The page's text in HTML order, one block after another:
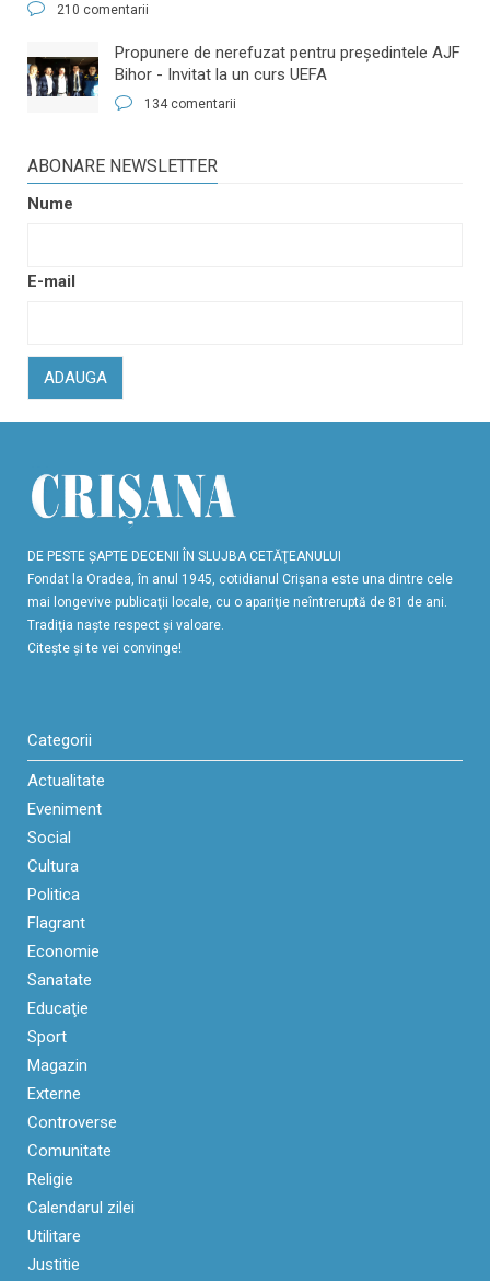
210 comentarii
​Propunere de nerefuzat pentru preşedintele AJF
Bihor - Invitat la un curs UEFA
134 comentarii
ABONARE NEWSLETTER
Nume
E-mail
ADAUGA
DE PESTE ŞAPTE DECENII ÎN SLUJBA CETĂŢEANULUI
Fondat la Oradea, în anul 1945, cotidianul Crişana este una dintre cele
mai longevive publicaţii locale, cu o apariţie neîntreruptă de 81 de ani.
Tradiţia naşte respect şi valoare.
Citeşte şi te vei convinge!
Categorii
Actualitate
Eveniment
Social
Cultura
Politica
Flagrant
Economie
Sanatate
Educaţie
Sport
Magazin
Externe
Controverse
Comunitate
Religie
Calendarul zilei
Utilitare
Justitie